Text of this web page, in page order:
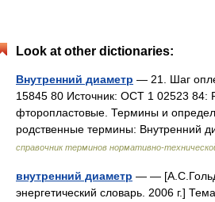
Look at other dictionaries:
Внутренний диаметр — 21. Шаг
15845 80 Источник: ОСТ 1 02523 84:
фторопластовые. Термины и
родственные термины: Внутренний
справочник терминов нормативно-
внутренний диаметр — —
энергетический словарь. 2006 г.]